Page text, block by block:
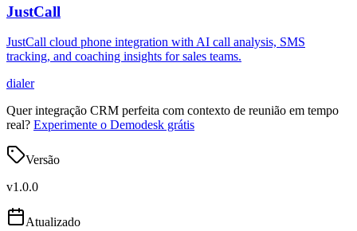
JustCall
JustCall cloud phone integration with AI call analysis, SMS
tracking, and coaching insights for sales teams.
dialer
Quer integração CRM perfeita com contexto de reunião em tempo
real? Experimente o Demodesk grátis
Versão
v1.0.0
Atualizado